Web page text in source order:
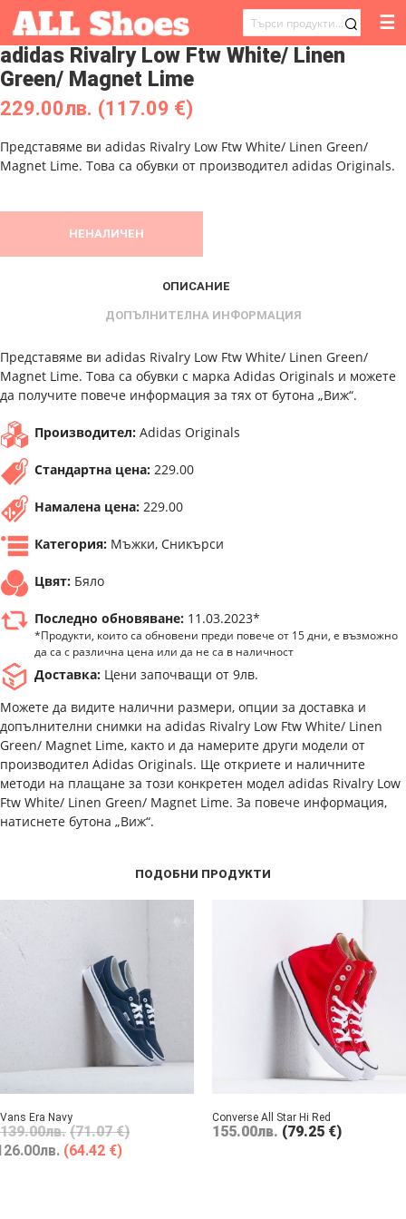
ТЪРСЕНЕ
ЗА:
☰
adidas Rivalry Low Ftw White/ Linen
Green/ Magnet Lime
229.00лв. (117.09 €)
Представяме ви adidas Rivalry Low Ftw White/ Linen Green/
Magnet Lime. Това са обувки от производител adidas Originals.
НЕНАЛИЧЕН
ОПИСАНИЕ
ДОПЪЛНИТЕЛНА ИНФОРМАЦИЯ
Представяме ви adidas Rivalry Low Ftw White/ Linen Green/
Magnet Lime. Това са обувки с марка Adidas Originals и можете
да получите повече информация за тях от бутона „Виж“.
Производител: Adidas Originals
Стандартна цена: 229.00
Намалена цена: 229.00
Категория: Мъжки, Сникърси
Цвят: Бяло
Последно обновяване: 11.03.2023*
*Продукти, които са обновени преди повече от 15 дни, е възможно
да са с различна цена или да не са в наличност
Доставка: Цени започващи от 9лв.
Можете да видите налични размери, опции за доставка и
допълнителни снимки на adidas Rivalry Low Ftw White/ Linen
Green/ Magnet Lime, както и да намерите други модели от
производител Adidas Originals. Ще откриете и наличните
методи на плащане за този конкретен модел adidas Rivalry Low
Ftw White/ Linen Green/ Magnet Lime. За повече информация,
натиснете бутона „Виж“.
ПОДОБНИ ПРОДУКТИ
Vans Era Navy
139.00лв. (71.07 €)
лв. (64.42 €)
Converse All Star Hi Red
155.00лв. (79.25 €)